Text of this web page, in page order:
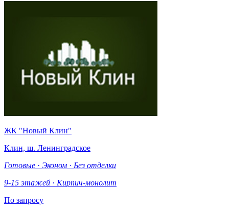
ЖК "Новый Клин"
Клин, ш. Ленинградское
Готовые · Эконом · Без отделки
9-15 этажей · Кирпич-монолит
По запросу